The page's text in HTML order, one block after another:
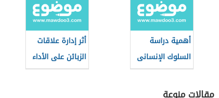
أهمية دراسة
السلوك الإنسانى
بالنسبة للإدارة
أثر إدارة علاقات
الزبائن على الأداء
التسويقي